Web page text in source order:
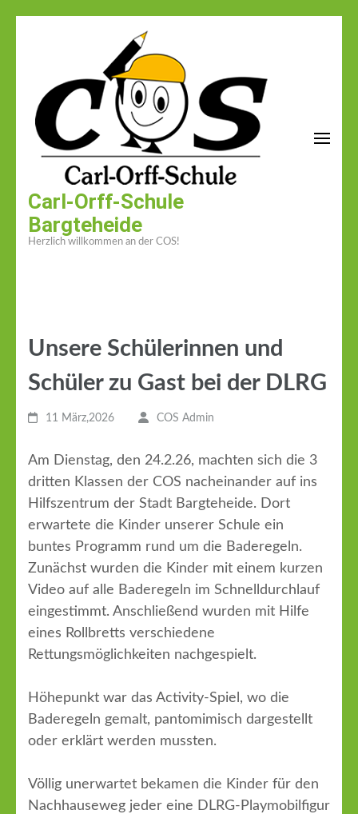
(Enter
drücken)
Carl-Orff-Schule
Bargteheide
Herzlich willkommen an der COS!
Unsere Schülerinnen und
Schüler zu Gast bei der DLRG
11 März,2026 COS Admin
Am Dienstag, den 24.2.26, machten sich die 3
dritten Klassen der COS nacheinander auf ins
Hilfszentrum der Stadt Bargteheide. Dort
erwartete die Kinder unserer Schule ein
buntes Programm rund um die Baderegeln.
Zunächst wurden die Kinder mit einem kurzen
Video auf alle Baderegeln im Schnelldurchlauf
eingestimmt. Anschließend wurden mit Hilfe
eines Rollbretts verschiedene
Rettungsmöglichkeiten nachgespielt.
Höhepunkt war das Activity-Spiel, wo die
Baderegeln gemalt, pantomimisch dargestellt
oder erklärt werden mussten.
Völlig unerwartet bekamen die Kinder für den
Nachhauseweg jeder eine DLRG-Playmobilfigur